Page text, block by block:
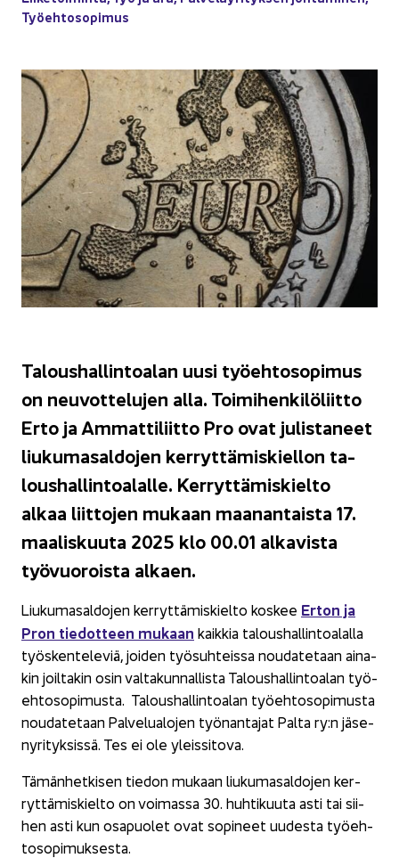
Työ­eh­to­so­pi­mus
Ta­lous­hal­lin­toa­lan uusi työ­eh­to­so­pi­mus
on neu­vot­te­lu­jen alla. Toi­mi­hen­ki­lö­liit­to
Erto ja Am­mat­ti­liit­to Pro ovat ju­lis­ta­neet
liu­ku­ma­sal­do­jen ker­ryt­tä­mis­kiel­lon ta­
lous­hal­lin­toa­lal­le. Ker­ryt­tä­mis­kiel­to
alkaa liit­to­jen mu­kaan maa­nan­tais­ta 17.
maa­lis­kuu­ta 2025 klo 00.01 al­ka­vis­ta
työ­vuo­rois­ta al­kaen.
Liu­ku­ma­sal­do­jen ker­ryt­tä­mis­kiel­to kos­kee Erton ja
Pron tie­dot­teen mu­kaan kaik­kia ta­lous­hal­lin­toa­lal­la
työs­ken­te­le­viä, joi­den työ­suh­teis­sa nou­da­te­taan ai­na­
kin joil­ta­kin osin val­ta­kun­nal­lis­ta Ta­lous­hal­lin­toa­lan työ­
eh­to­so­pi­mus­ta. Ta­lous­hal­lin­toa­lan työ­eh­to­so­pi­mus­ta
nou­da­te­taan Pal­ve­lua­lo­jen työ­nan­ta­jat Palta ry:n jä­se­
ny­ri­tyk­sis­sä. Tes ei ole yleis­si­to­va.
Tä­män­het­ki­sen tie­don mu­kaan liu­ku­ma­sal­do­jen ker­
ryt­tä­mis­kiel­to on voi­mas­sa 30. huh­ti­kuu­ta asti tai sii­
hen asti kun os­a­puo­let ovat so­pi­neet uu­des­ta työ­eh­
to­so­pi­muk­ses­ta.